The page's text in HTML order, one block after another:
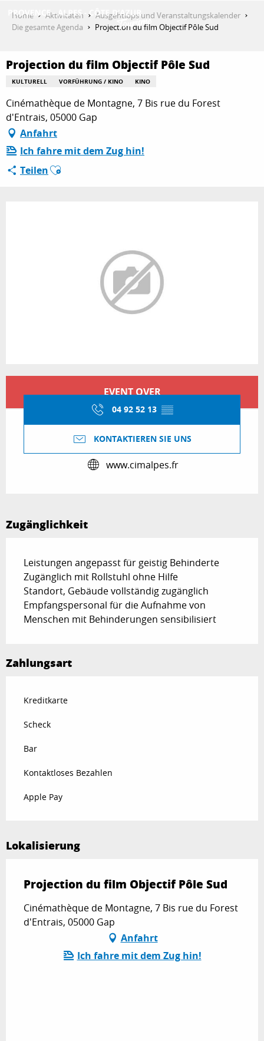
contenu
AKTIVITÄTEN
AUFENTHALT
Home Aktivitäten
Ausgehtipps und Veranstaltungskalender
Die gesamte Agenda
Projection du film Objectif Pôle Sud
Projection du film Objectif Pôle Sud
KULTURELL VORFÜHRUNG / KINO KINO
Cinémathèque de Montagne, 7 Bis rue du Forest
d'Entrais, 05000 Gap
Anfahrt
Ich fahre mit dem Zug hin!
TeilenAjouter aux favoris
EVENT OVER
04 92 52 13 ▒▒
KONTAKTIEREN SIE UNS
www.cimalpes.fr
Zugänglichkeit
Leistungen angepasst für geistig Behinderte
Zugänglich mit Rollstuhl ohne Hilfe
Standort, Gebäude vollständig zugänglich
Empfangspersonal für die Aufnahme von
Menschen mit Behinderungen sensibilisiert
Zahlungsart
Kreditkarte
Scheck
Bar
Kontaktloses Bezahlen
Apple Pay
Lokalisierung
Projection du film Objectif Pôle Sud
Cinémathèque de Montagne, 7 Bis rue du Forest
d'Entrais, 05000 Gap
Anfahrt
Ich fahre mit dem Zug hin!